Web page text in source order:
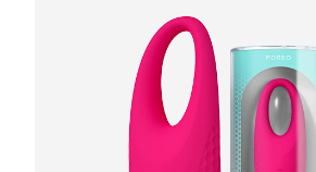
Arabie saoudite